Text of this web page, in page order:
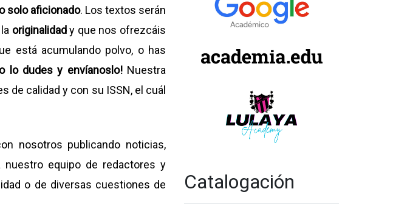
solo aficionado. Los textos serán
originalidady que nos ofrezcáis
está acumulando polvo, o has
lo dudes y envíanoslo! Nuestra
calidad y con su ISSN, el cuál
nosotros publicando noticias,
equipo de redactores y
o de diversas cuestiones de
Catalogación